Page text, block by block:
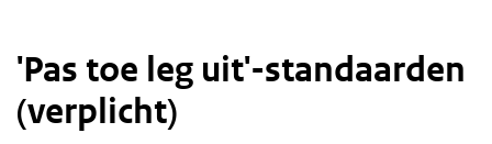
'Pas toe leg uit'-standaarden
(verplicht)